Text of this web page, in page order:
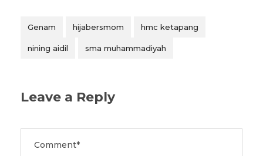
Genam hijabersmom hmc ketapang
nining aidil sma muhammadiyah
Leave a Reply